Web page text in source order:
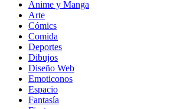
Anime y Manga
Arte
Cómics
Comida
Deportes
Dibujos
Diseño Web
Emoticonos
Espacio
Fantasía